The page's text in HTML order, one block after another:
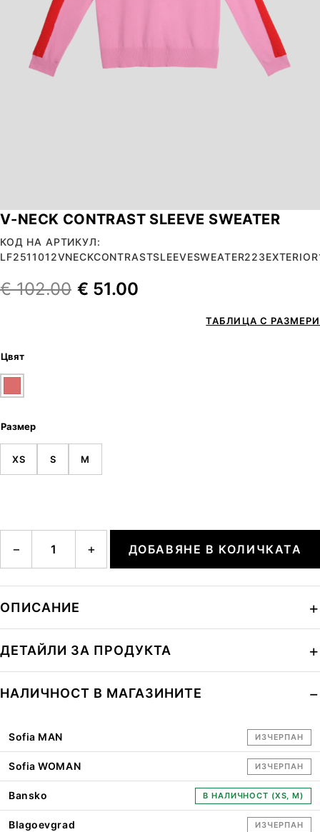
V-NECK CONTRAST SLEEVE SWEATER
КОД НА АРТИКУЛ:
€102.00 € 51.00
ТАБЛИЦА С РАЗМЕРИ
Цвят
Размер
XS S M
− + ДОБАВЯНЕ В КОЛИЧКАТА
ОПИСАНИЕ
ДЕТАЙЛИ ЗА ПРОДУКТА
НАЛИЧНОСТ В МАГАЗИНИТЕ
Sofia MAN ИЗЧЕРПАН
Sofia WOMAN ИЗЧЕРПАН
Bansko В НАЛИЧНОСТ (XS, M)
Blagoevgrad ИЗЧЕРПАН